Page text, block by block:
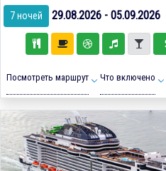
7 ночей 29.08.2026 - 05.09.2026
Посмотреть маршрут Что включено